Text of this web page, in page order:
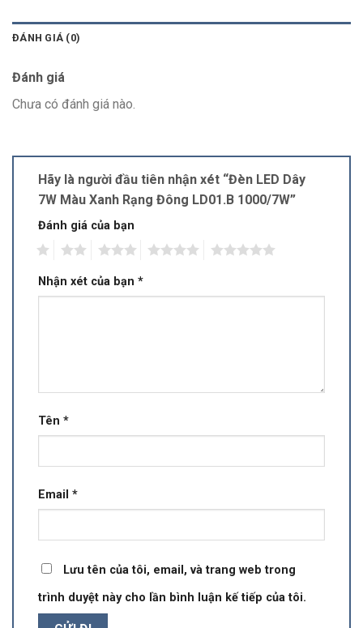
ĐÁNH GIÁ (0)
Đánh giá
Chưa có đánh giá nào.
Hãy là người đầu tiên nhận xét “Đèn LED Dây
7W Màu Xanh Rạng Đông LD01.B 1000/7W”
Đánh giá của bạn
Nhận xét của bạn *
Tên *
Email *
Lưu tên của tôi, email, và trang web trong
trình duyệt này cho lần bình luận kế tiếp của tôi.